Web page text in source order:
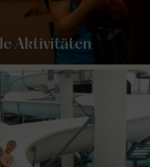
Aktivitäten